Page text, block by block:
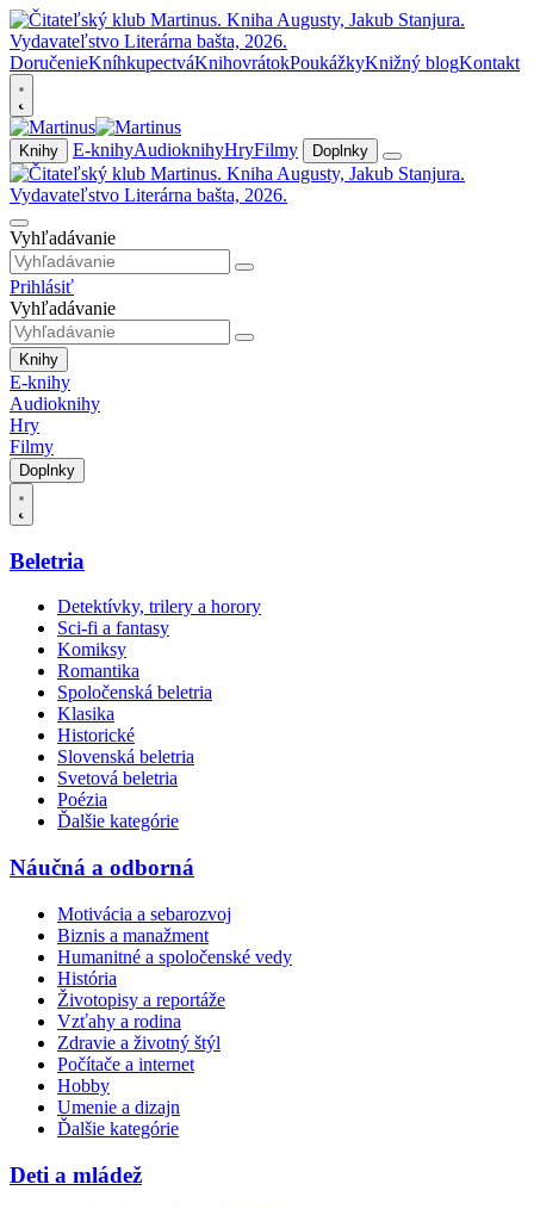
DoručenieKníhkupectváKnihovrátokPoukážkyKnižný blogKontakt
Knihy E-knihyAudioknihyHryFilmy Doplnky
Vyhľadávanie
Prihlásiť
Vyhľadávanie
Knihy
E-knihy
Audioknihy
Hry
Filmy
Doplnky
Beletria
Detektívky, trilery a horory
Sci-fi a fantasy
Komiksy
Romantika
Spoločenská beletria
Klasika
Historické
Slovenská beletria
Svetová beletria
Poézia
Ďalšie kategórie
Náučná a odborná
Motivácia a sebarozvoj
Biznis a manažment
Humanitné a spoločenské vedy
História
Životopisy a reportáže
Vzťahy a rodina
Zdravie a životný štýl
Počítače a internet
Hobby
Umenie a dizajn
Ďalšie kategórie
Deti a mládež